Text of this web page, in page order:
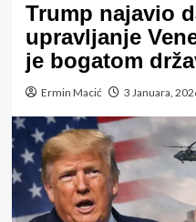
Trump najavio
upravljanje
je bogatom
Ermin Macić 3 Januara,